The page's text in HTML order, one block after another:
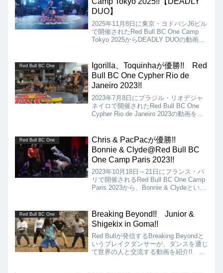
DUO】
2025年11月8日に東京・ヨドバシJ6ビル
で開催されたRed Bull BC One Camp
Tokyo 2025からDEADLY DUOの動画を
り...
Red Bull BC One
Igorilla、Toquinhaが優勝!! Red
Bull BC One Cypher Rio de
Janeiro 2023!!
2023年7月8日にブラジル・リオデジャ
ネイロで開催されたRed Bull BC One
Cypher Rio de Janeiro 2023の動画を紹
Red Bull BC One
Chris & PacPacが優勝!!
Bonnie & Clyde@Red Bull BC
One Camp Paris 2023!!
2023年10月18日～21日にフランス・パ
リで開催されるRed Bull BC One Camp
Paris 2023から、Bonnie & Clydeという
Sunni & Vanessa!!
Red Bull BC One
Breaking Beyond!! Junior &
Shigekix in Goma!!
Red Bullが発信するBreaking Beyondと
いうブレイクダンサーが、ダンスを通じ
て世界の人と交流する動画を紹介!! 第